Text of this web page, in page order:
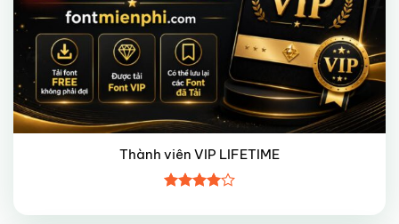
Thành viên VIP LIFETIME
xếp hạng